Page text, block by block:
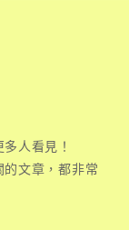
人看見！
文章，都非常